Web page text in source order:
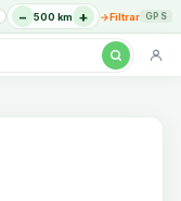
− 500 km + →Filtrar GPS